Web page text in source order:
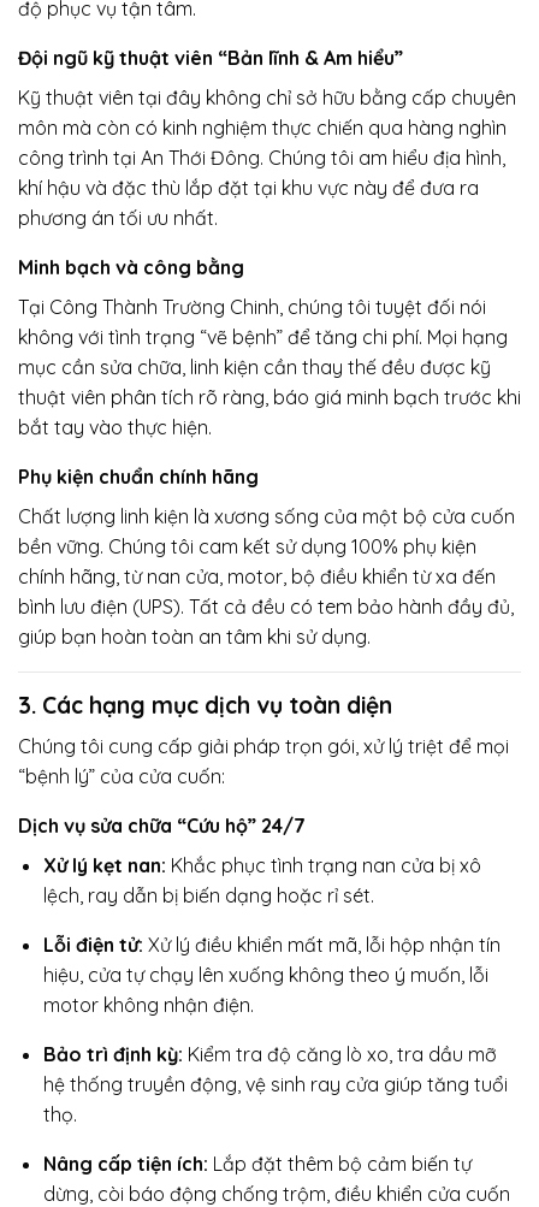
độ phục vụ tận tâm.
Đội ngũ kỹ thuật viên “Bản lĩnh & Am hiểu”
Kỹ thuật viên tại đây không chỉ sở hữu bằng cấp chuyên
môn mà còn có kinh nghiệm thực chiến qua hàng nghìn
công trình tại An Thới Đông. Chúng tôi am hiểu địa hình,
khí hậu và đặc thù lắp đặt tại khu vực này để đưa ra
phương án tối ưu nhất.
Minh bạch và công bằng
Tại Công Thành Trường Chinh, chúng tôi tuyệt đối nói
không với tình trạng “vẽ bệnh” để tăng chi phí. Mọi hạng
mục cần sửa chữa, linh kiện cần thay thế đều được kỹ
thuật viên phân tích rõ ràng, báo giá minh bạch trước khi
bắt tay vào thực hiện.
Phụ kiện chuẩn chính hãng
Chất lượng linh kiện là xương sống của một bộ cửa cuốn
bền vững. Chúng tôi cam kết sử dụng 100% phụ kiện
chính hãng, từ nan cửa, motor, bộ điều khiển từ xa đến
bình lưu điện (UPS). Tất cả đều có tem bảo hành đầy đủ,
giúp bạn hoàn toàn an tâm khi sử dụng.
3. Các hạng mục dịch vụ toàn diện
Chúng tôi cung cấp giải pháp trọn gói, xử lý triệt để mọi
“bệnh lý” của cửa cuốn:
Dịch vụ sửa chữa “Cứu hộ” 24/7
Xử lý kẹt nan: Khắc phục tình trạng nan cửa bị xô
lệch, ray dẫn bị biến dạng hoặc rỉ sét.
Lỗi điện tử: Xử lý điều khiển mất mã, lỗi hộp nhận tín
hiệu, cửa tự chạy lên xuống không theo ý muốn, lỗi
motor không nhận điện.
Bảo trì định kỳ: Kiểm tra độ căng lò xo, tra dầu mỡ
hệ thống truyền động, vệ sinh ray cửa giúp tăng tuổi
thọ.
Nâng cấp tiện ích: Lắp đặt thêm bộ cảm biến tự
dừng, còi báo động chống trộm, điều khiển cửa cuốn